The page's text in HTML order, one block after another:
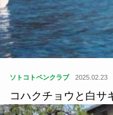
ソトコトペンクラブ 2025.02.23
コハクチョウと白サ